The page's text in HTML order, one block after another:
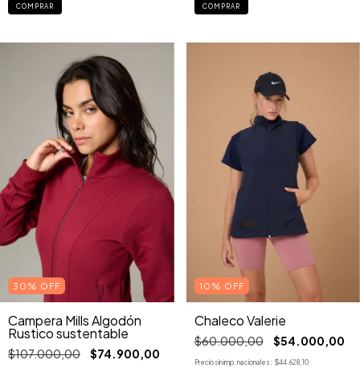
COMPRAR COMPRAR
30% OFF
Campera Mills Algodón
Rustico sustentable
$107.000,00 $74.900,00
10% OFF
Chaleco Valerie
$60.000,00 $54.000,00
Precio sin imp. nacionales: $44.628,10